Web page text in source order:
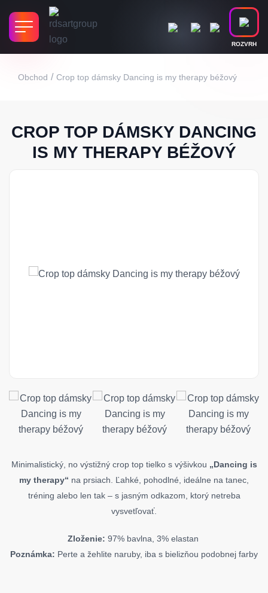
ROZVRH
Obchod / Crop top dámsky Dancing is my therapy béžový
CROP TOP DÁMSKY DANCING
IS MY THERAPY BÉŽOVÝ
Minimalistický, no výstižný crop top tielko s výšivkou „Dancing is
my therapy“ na prsiach. Ľahké, pohodlné, ideálne na tanec,
tréning alebo len tak – s jasným odkazom, ktorý netreba
vysvetľovať.
Zloženie: 97% bavlna, 3% elastan
Poznámka: Perte a žehlite naruby, iba s bielizňou podobnej farby